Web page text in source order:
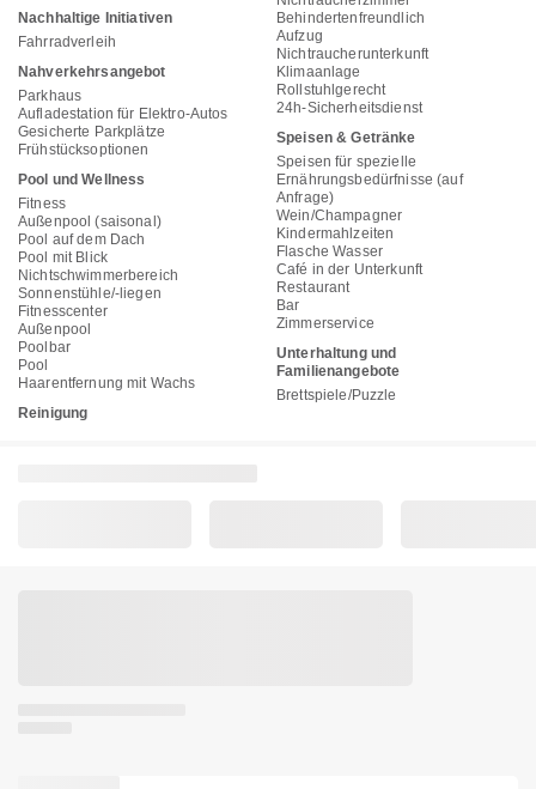
Nachhaltige Initiativen
Fahrradverleih
Nahverkehrsangebot
Parkhaus
Aufladestation für Elektro-Autos
Gesicherte Parkplätze
Frühstücksoptionen
Pool und Wellness
Fitness
Außenpool (saisonal)
Pool auf dem Dach
Pool mit Blick
Nichtschwimmerbereich
Sonnenstühle/-liegen
Fitnesscenter
Außenpool
Poolbar
Pool
Haarentfernung mit Wachs
Reinigung
Behindertenfreundlich
Aufzug
Nichtraucherunterkunft
Klimaanlage
Rollstuhlgerecht
24h-Sicherheitsdienst
Speisen & Getränke
Speisen für spezielle
Ernährungsbedürfnisse (auf
Anfrage)
Wein/Champagner
Kindermahlzeiten
Flasche Wasser
Café in der Unterkunft
Restaurant
Bar
Zimmerservice
Unterhaltung und
Familienangebote
Brettspiele/Puzzle